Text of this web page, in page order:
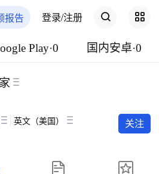
报告 登录/注册
Play·0 国内安卓·0
英文（美国） 关注